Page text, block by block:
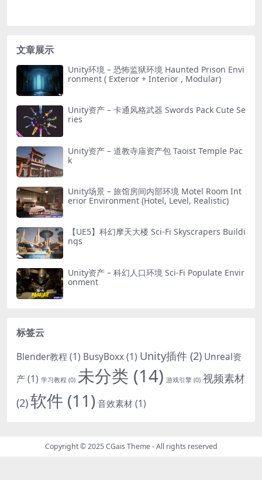
文章展示
Unity环境 – 恐怖监狱环境 Haunted Prison Envi
ronment ( Exterior + Interior , Modular)
Unity资产 – 卡通风格武器 Swords Pack Cute Se
ries
Unity资产 – 道教寺庙资产包 Taoist Temple Pac
k
Unity场景 – 旅馆房间内部环境 Motel Room Int
erior Environment (Hotel, Level, Realistic)
【UE5】科幻摩天大楼 Sci-Fi Skyscrapers Buildi
ngs
Unity资产 – 科幻人口环境 Sci-Fi Populate Envir
onment
标签云
Blender教程 (1) BusyBoxx(1) Unity插件 (2) Unreal资
产(1) 学习教程 (0) 未分类 (14) 游戏引擎 (0) 视频素材
(2)软件 (11)音效素材(1)
Copyright © 2025CGais Theme- All rights reserved